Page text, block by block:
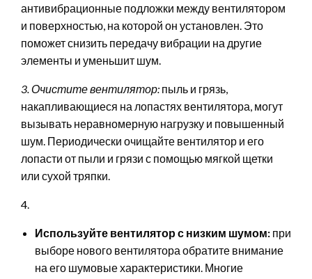
антивибрационные подложки между вентилятором
и поверхностью, на которой он установлен. Это
поможет снизить передачу вибрации на другие
элементы и уменьшит шум.
3. Очистите вентилятор: пыль и грязь,
накапливающиеся на лопастях вентилятора, могут
вызывать неравномерную нагрузку и повышенный
шум. Периодически очищайте вентилятор и его
лопасти от пыли и грязи с помощью мягкой щетки
или сухой тряпки.
4.
Используйте вентилятор с низким шумом: при
выборе нового вентилятора обратите внимание
на его шумовые характеристики. Многие